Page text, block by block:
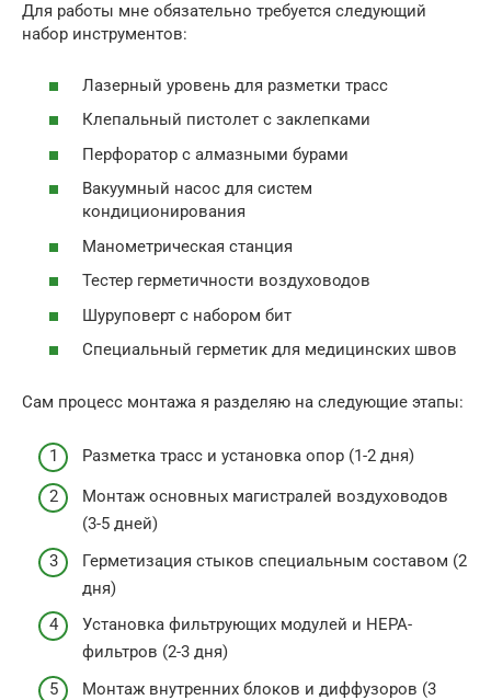
Для работы мне обязательно требуется следующий
набор инструментов:
Лазерный уровень для разметки трасс
Клепальный пистолет с заклепками
Перфоратор с алмазными бурами
Вакуумный насос для систем
кондиционирования
Манометрическая станция
Тестер герметичности воздуховодов
Шуруповерт с набором бит
Специальный герметик для медицинских швов
Сам процесс монтажа я разделяю на следующие этапы:
Разметка трасс и установка опор (1-2 дня)
Монтаж основных магистралей воздуховодов
(3-5 дней)
Герметизация стыков специальным составом (2
дня)
Установка фильтрующих модулей и HEPA-
фильтров (2-3 дня)
Монтаж внутренних блоков и диффузоров (3